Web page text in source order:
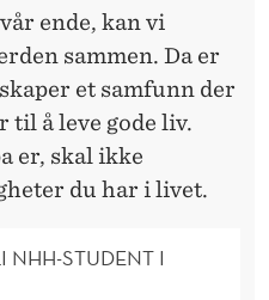
ende, kan vi
sammen. Da er
et samfunn der
til å leve gode liv.
er, skal ikke
du har i livet.
NHH-STUDENT I